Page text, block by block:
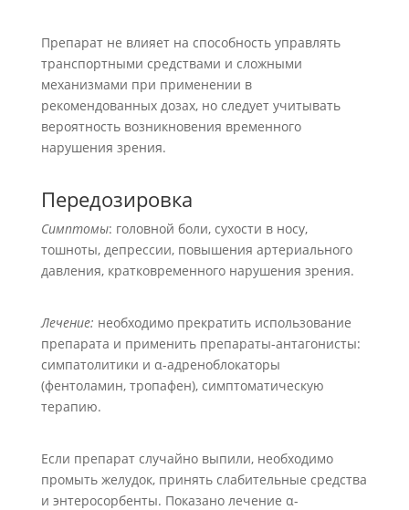
Препарат не влияет на способность управлять
транспортными средствами и сложными
механизмами при применении в
рекомендованных дозах, но следует учитывать
вероятность возникновения временного
нарушения зрения.
Передозировка
Симптомы: головной боли, сухости в носу,
тошноты, депрессии, повышения артериального
давления, кратковременного нарушения зрения.
Лечение: необходимо прекратить использование
препарата и применить препараты-антагонисты:
симпатолитики и α-адреноблокаторы
(фентоламин, тропафен), симптоматическую
терапию.
Если препарат случайно выпили, необходимо
промыть желудок, принять слабительные средства
и энтеросорбенты. Показано лечение α-